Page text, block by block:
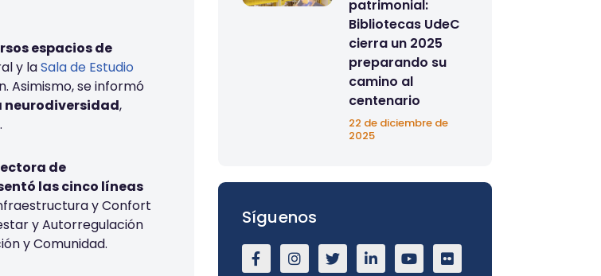
espacios de
y laSala de Estudio
Asimismo, se informó
neurodiversidad,
de
las cinco líneas
y Confort
y Autorregulación
y Comunidad.
patrimonial:
Bibliotecas UdeC
cierra un 2025
preparando su
camino al
centenario
22 de diciembre de
2025
Síguenos